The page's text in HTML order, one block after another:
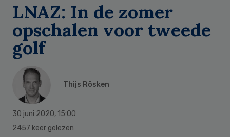
LNAZ: In de zomer
opschalen voor tweede
golf
Thijs Rösken
30 juni 2020, 15:00
2457 keer gelezen